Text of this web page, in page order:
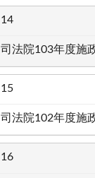
14
司法院103年度施
15
司法院102年度施
16